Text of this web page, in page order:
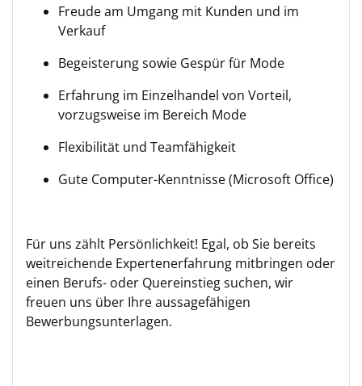
Freude am Umgang mit Kunden und im
Verkauf
Begeisterung sowie Gespür für Mode
Erfahrung im Einzelhandel von Vorteil,
vorzugsweise im Bereich Mode
Flexibilität und Teamfähigkeit
Gute Computer-Kenntnisse (Microsoft Office)
Für uns zählt Persönlichkeit! Egal, ob Sie bereits
weitreichende Expertenerfahrung mitbringen oder
einen Berufs- oder Quereinstieg suchen, wir
freuen uns über Ihre aussagefähigen
Bewerbungsunterlagen.